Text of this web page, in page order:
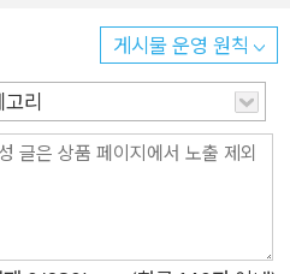
시에 양쪽 페이지를 읽었다. 천재
수식에서 색깔 글자를 봤고, 지그
의가 쏠리는 과독증 때문에 같은
다. 이런 극단적인 사례가 아니
아간 적 없는가? 소설의 묘사가
게시물 운영 원칙
리